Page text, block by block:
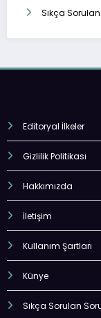
Sıkça
Editoryal İlkeler
Gizlilik Politikası
Hakkımızda
İletişim
Kullanım Şartları
Künye
Sıkça Sorulan